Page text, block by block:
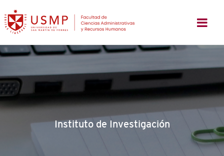
Instituto de Investigación